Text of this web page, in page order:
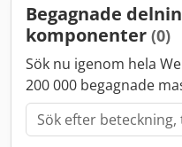
Begagnade
komponenter (0)
Sök nu igenom hela
200 000 begagnade